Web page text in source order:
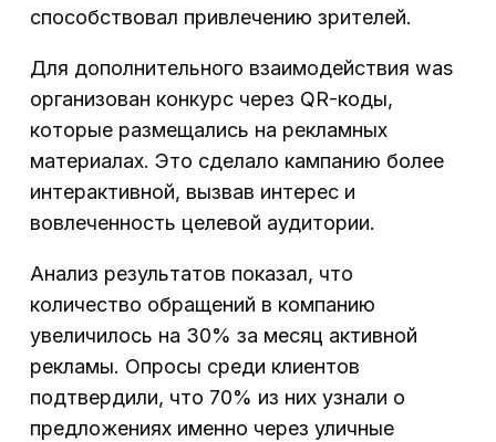
способствовал привлечению зрителей.
Для дополнительного взаимодействия was
организован конкурс через QR-коды,
которые размещались на рекламных
материалах. Это сделало кампанию более
интерактивной, вызвав интерес и
вовлеченность целевой аудитории.
Анализ результатов показал, что
количество обращений в компанию
увеличилось на 30% за месяц активной
рекламы. Опросы среди клиентов
подтвердили, что 70% из них узнали о
предложениях именно через уличные